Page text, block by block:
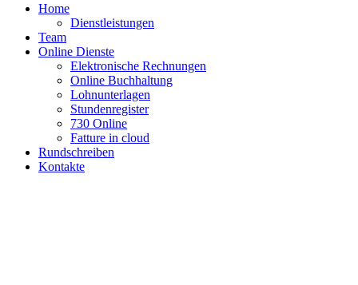
Home
Dienstleistungen
Team
Online Dienste
Elektronische Rechnungen
Online Buchhaltung
Lohnunterlagen
Stundenregister
730 Online
Fatture in cloud
Rundschreiben
Kontakte